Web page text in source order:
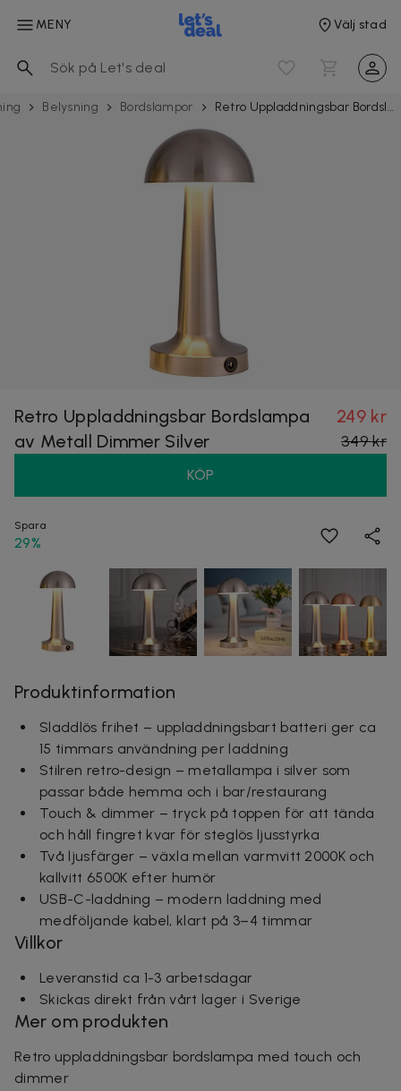
MENY Välj stad
Belysning Bordslampor Retro Uppladdningsbar Bordslampa av Metall Dimmer Silver
Retro Uppladdningsbar Bordslampa
av Metall Dimmer Silver
249 kr
349 kr
KÖP
Spara
29%
Produktinformation
Sladdlös frihet – uppladdningsbart batteri ger ca
15 timmars användning per laddning
Stilren retro-design – metallampa i silver som
passar både hemma och i bar/restaurang
Touch & dimmer – tryck på toppen för att tända
och håll fingret kvar för steglös ljusstyrka
Två ljusfärger – växla mellan varmvitt 2000K och
kallvitt 6500K efter humör
USB-C-laddning – modern laddning med
medföljande kabel, klart på 3–4 timmar
Villkor
Leveranstid ca 1-3 arbetsdagar
Skickas direkt från vårt lager i Sverige
Mer om produkten
Retro uppladdningsbar bordslampa med touch och
dimmer